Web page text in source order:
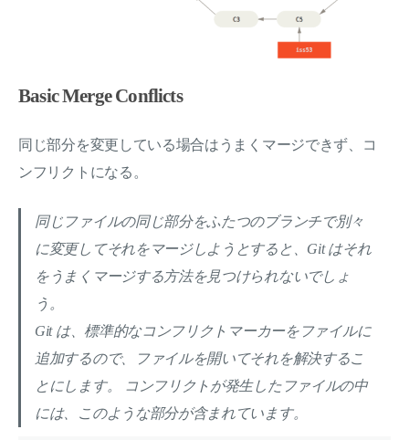
Basic Merge Conflicts
同じ部分を変更している場合はうまくマージできず、コ
ンフリクトになる。
同じファイルの同じ部分をふたつのブランチで別々
に変更してそれをマージしようとすると、Git はそれ
をうまくマージする方法を見つけられないでしょ
う。
Git は、標準的なコンフリクトマーカーをファイルに
追加するので、ファイルを開いてそれを解決するこ
とにします。 コンフリクトが発生したファイルの中
には、このような部分が含まれています。